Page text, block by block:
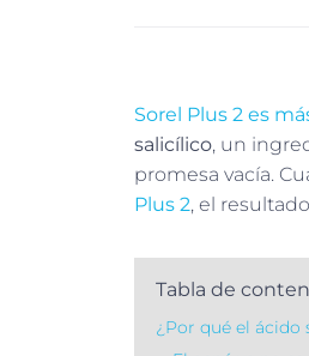
Sorel Plus 2 es
salicílico, un
promesa vacía.
Plus 2, el
Tabla de
¿Por qué el ácido